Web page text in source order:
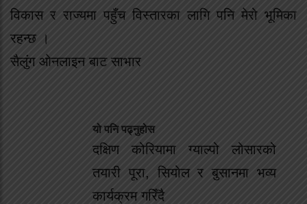
विकास र राज्यमा पहुँच विस्तारका लागि पनि मेरो भूमिका
रहन्छ ।
सैलुंग ओनलाइन बाट साभार
यो पनि पढ्नुहोस
दक्षिण कोरियामा ग्याल्पो लोसारको
तयारी पूरा, सियोल र बुसानमा भव्य
कार्यक्रम गरिँदै